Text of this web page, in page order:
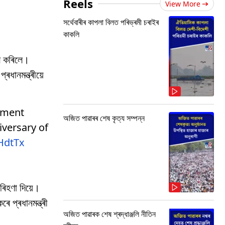
of
দিয়ে।
প্ৰধানমন্ত্ৰী
Reels View More
সৰ্থেবাৰীৰ কাপলা বিলত পৰিভ্ৰমী চৰাইৰ
কাকলি
অজিত পাৱাৰৰ শেষ কৃত্য সম্পন্ন
অজিত পাৱাৰক শেষ শ্ৰদ্ধাঞ্জলি নীতিন